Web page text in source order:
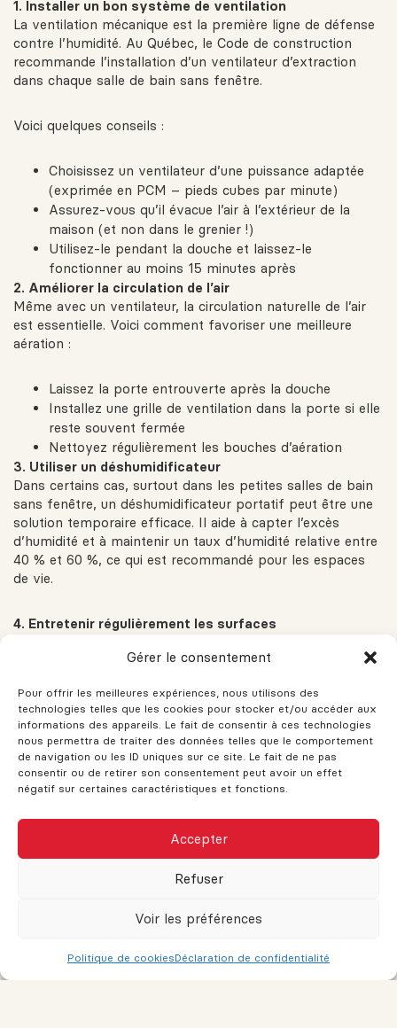
Gérer le consentement
Pour offrir les meilleures expériences, nous utilisons des
technologies telles que les cookies pour stocker et/ou accéder aux
informations des appareils. Le fait de consentir à ces technologies
nous permettra de traiter des données telles que le comportement
de navigation ou les ID uniques sur ce site. Le fait de ne pas
consentir ou de retirer son consentement peut avoir un effet
négatif sur certaines caractéristiques et fonctions.
Accepter
Refuser
Voir les préférences
Politique de cookiesDéclaration de confidentialité
1. Installer un bon système de ventilation
La ventilation mécanique est la première ligne de défense
contre l’humidité. Au Québec, le Code de construction
recommande l’installation d’un ventilateur d’extraction
dans chaque salle de bain sans fenêtre.
Voici quelques conseils :
Choisissez un ventilateur d’une puissance adaptée
(exprimée en PCM – pieds cubes par minute)
Assurez-vous qu’il évacue l’air à l’extérieur de la
maison (et non dans le grenier !)
Utilisez-le pendant la douche et laissez-le
fonctionner au moins 15 minutes après
2. Améliorer la circulation de l’air
Même avec un ventilateur, la circulation naturelle de l’air
est essentielle. Voici comment favoriser une meilleure
aération :
Laissez la porte entrouverte après la douche
Installez une grille de ventilation dans la porte si elle
reste souvent fermée
Nettoyez régulièrement les bouches d’aération
3. Utiliser un déshumidificateur
Dans certains cas, surtout dans les petites salles de bain
sans fenêtre, un déshumidificateur portatif peut être une
solution temporaire efficace. Il aide à capter l’excès
d’humidité et à maintenir un taux d’humidité relative entre
40 % et 60 %, ce qui est recommandé pour les espaces
de vie.
4. Entretenir régulièrement les surfaces
de nettoyer régulièrement les surfaces humides :
Utilisez un nettoyant antimoisissure pour les joints
et les coins
Essuyez les murs et le rideau de douche après
chaque utilisation
Scellez les joints de céramique une fois par an pour
5. Utiliser des matériaux résistants à l’humidité
Lors d’une rénovation ou d’une construction, choisissez
des matériaux adaptés à une pièce humide :
Cloisons en gypse hydrofuge (type « green board »)
Armoires en matériaux résistants à l’eau
DONNÉES IMMOBILIÈRES FICTIVES
Lorsque les données seront disponibles,
ces dernières apparaîtront et cet
avertissement disparaîtra.